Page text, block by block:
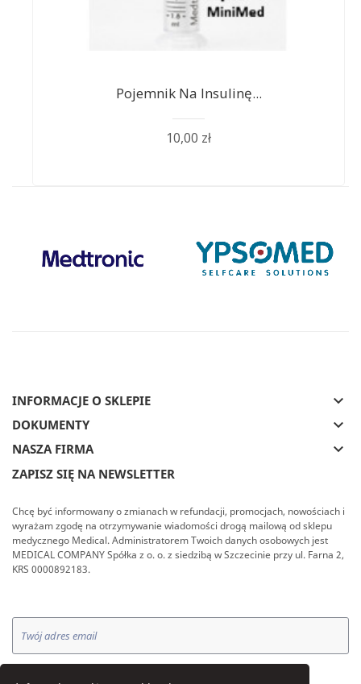
Pojemnik Na Insulinę...
10,00 zł
INFORMACJE O SKLEPIE keyboard_arrow_down
DOKUMENTY keyboard_arrow_down
NASZA FIRMA keyboard_arrow_down
ZAPISZ SIĘ NA NEWSLETTER
Chcę być informowany o zmianach w refundacji, promocjach, nowościach i
wyrażam zgodę na otrzymywanie wiadomości drogą mailową od sklepu
medycznego Medical. Administratorem Twoich danych osobowych jest
MEDICAL COMPANY Spółka z o. o. z siedzibą w Szczecinie przy ul. Farna 2,
KRS 0000892183.